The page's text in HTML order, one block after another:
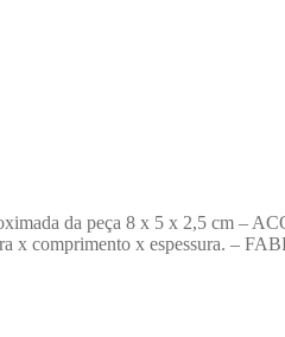
da peça 8 x 5 x 2,5 cm –
x comprimento x espessura. –